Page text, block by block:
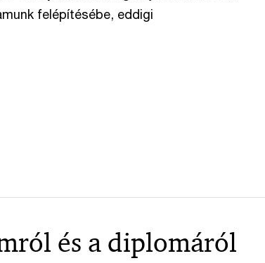
felépítésébe, eddigi
és a diplomáról